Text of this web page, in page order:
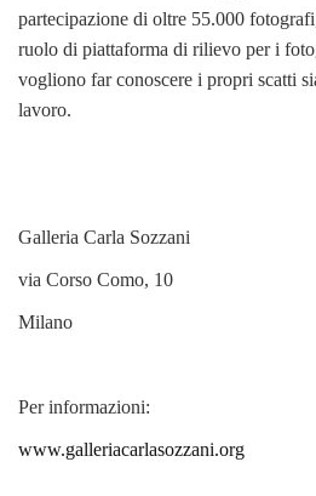
partecipazione di oltre 55.000
ruolo di piattaforma di rilievo per i
vogliono far conoscere i propri scatti
lavoro.
Galleria Carla Sozzani
via Corso Como, 10
Milano
Per informazioni:
www.galleriacarlasozzani.org